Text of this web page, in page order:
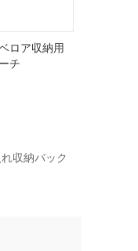
ロア収納用
チ
収納バック